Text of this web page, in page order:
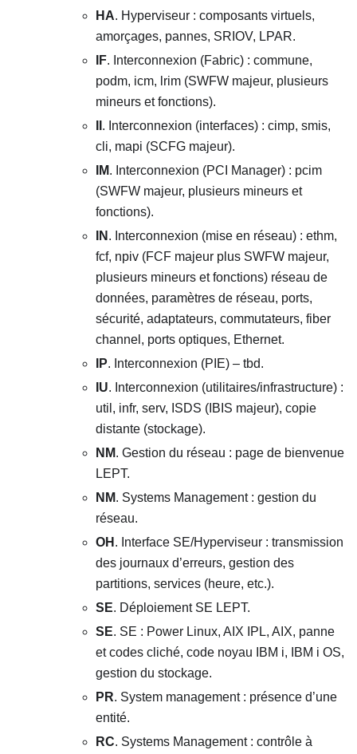
HA. Hyperviseur : composants virtuels,
amorçages, pannes, SRIOV, LPAR.
IF. Interconnexion (Fabric) : commune,
podm, icm, lrim (SWFW majeur, plusieurs
mineurs et fonctions).
. Interconnexion (interfaces) : cimp, smis,
cli, mapi (SCFG majeur).
IM. Interconnexion (PCI Manager) : pcim
(SWFW majeur, plusieurs mineurs et
fonctions).
IN . Interconnexion (mise en réseau) : ethm,
fcf, npiv (FCF majeur plus SWFW majeur,
plusieurs mineurs et fonctions) réseau de
données, paramètres de réseau, ports,
sécurité, adaptateurs, commutateurs, fiber
channel, ports optiques, Ethernet.
IP. Interconnexion (PIE) – tbd.
IU. Interconnexion (utilitaires/infrastructure) :
util, infr, serv, ISDS (IBIS majeur), copie
distante (stockage).
NM. Gestion du réseau : page de bienvenue
LEPT.
NM. Systems Management : gestion du
réseau.
OH . Interface SE/Hyperviseur : transmission
des journaux d’erreurs, gestion des
partitions, services (heure, etc.).
SE. Déploiement SE LEPT.
SE. SE : Power Linux, AIX IPL, AIX, panne
et codes cliché, code noyau IBM i, IBM i OS,
gestion du stockage.
PR. System management : présence d’une
entité.
RC. Systems Management : contrôle à